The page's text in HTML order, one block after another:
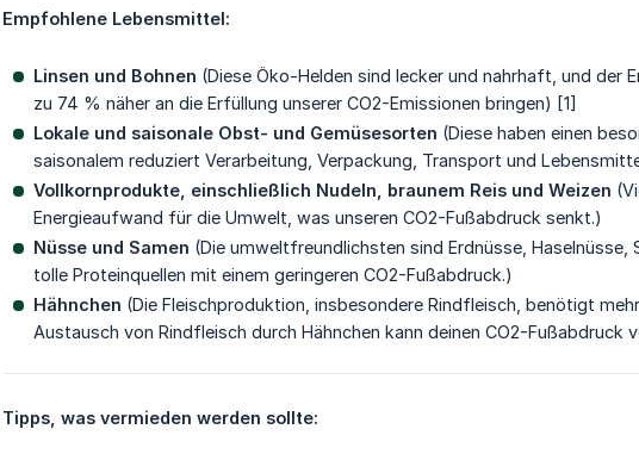
Empfohlene Lebensmittel:
Linsen und Bohnen (Diese Öko-Helden sind lecker und nahrhaft, und der
zu 74 % näher an die Erfüllung unserer CO2-Emissionen bringen) [1]
Lokale und saisonale Obst- und Gemüsesorten (Diese haben einen
saisonalem reduziert Verarbeitung, Verpackung, Transport und
Vollkornprodukte, einschließlich Nudeln, braunem Reis und Weizen
Energieaufwand für die Umwelt, was unseren CO2-Fußabdruck senkt.)
Nüsse und Samen (Die umweltfreundlichsten sind Erdnüsse, Haselnüsse,
tolle Proteinquellen mit einem geringeren CO2-Fußabdruck.)
Hähnchen (Die Fleischproduktion, insbesondere Rindfleisch, benötigt
Austausch von Rindfleisch durch Hähnchen kann deinen CO2-Fußabdruck
Tipps, was vermieden werden sollte: